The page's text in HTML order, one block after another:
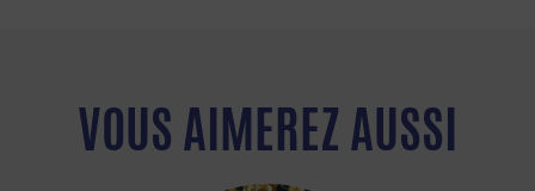
VOUS AIMEREZ AUSSI